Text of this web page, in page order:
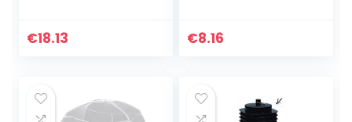
UV-bescherming
€18.13
potgrond of 30
€8.16